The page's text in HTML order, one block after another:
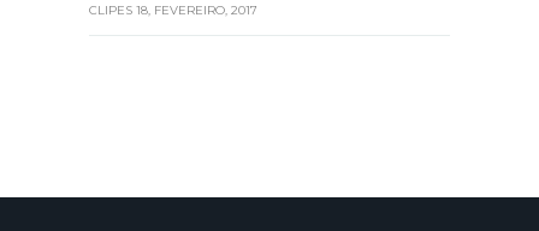
CLIPES 18, FEVEREIRO, 2017